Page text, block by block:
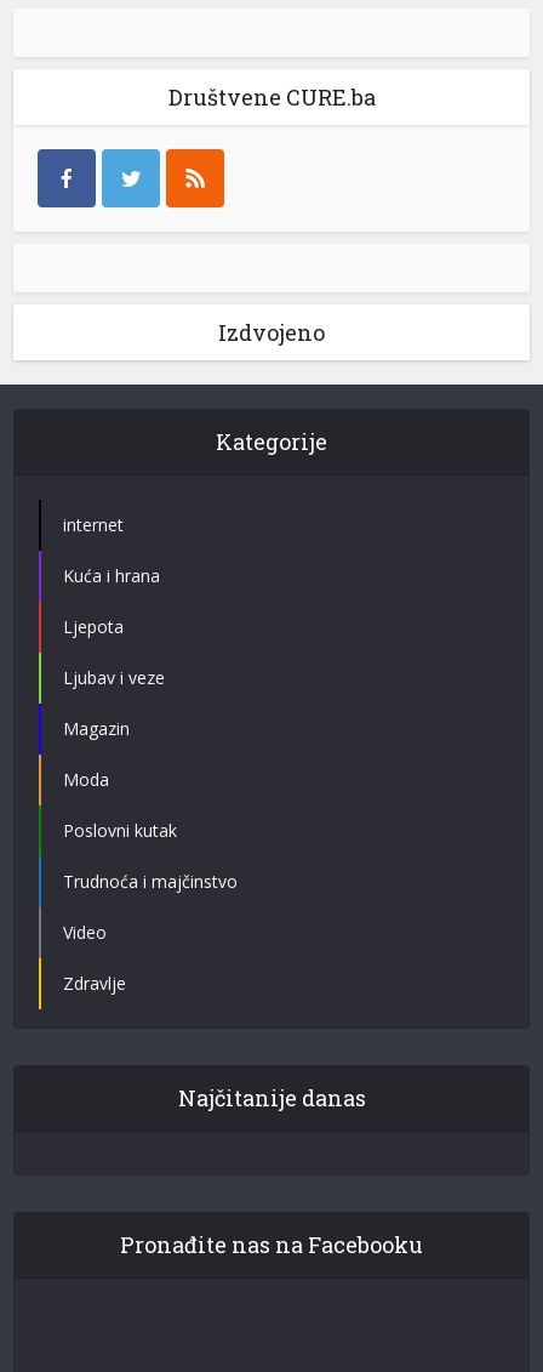
Društvene CURE.ba
Izdvojeno
Kategorije
internet
Kuća i hrana
Ljepota
Ljubav i veze
Magazin
Moda
Poslovni kutak
Trudnoća i majčinstvo
Video
Zdravlje
Najčitanije danas
Pronađite nas na Facebooku